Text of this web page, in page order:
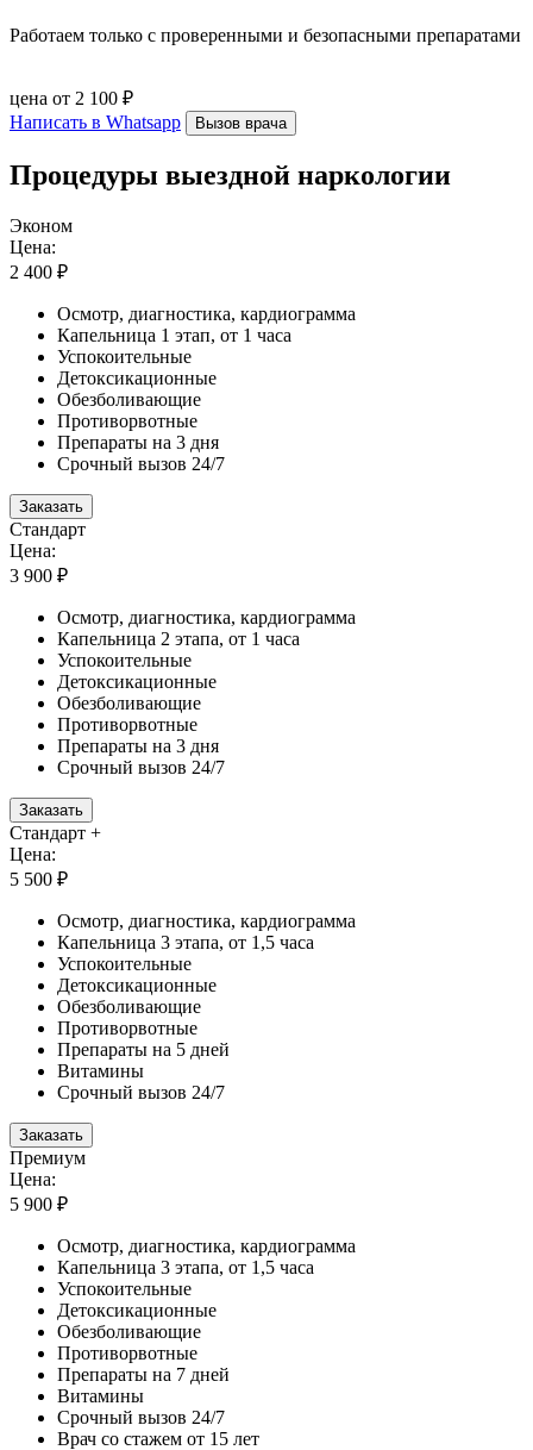
Работаем только с проверенными и безопасными препаратами
цена от 2 100 ₽
Написать в Whatsapp
Вызов врача
Процедуры выездной наркологии
Эконом
Цена:
2 400 ₽
Осмотр, диагностика, кардиограмма
Капельница 1 этап, от 1 часа
Успокоительные
Детоксикационные
Обезболивающие
Противорвотные
Препараты на 3 дня
Срочный вызов 24/7
Заказать
Стандарт
Цена:
3 900 ₽
Осмотр, диагностика, кардиограмма
Капельница 2 этапа, от 1 часа
Успокоительные
Детоксикационные
Обезболивающие
Противорвотные
Препараты на 3 дня
Срочный вызов 24/7
Заказать
Стандарт +
Цена:
5 500 ₽
Осмотр, диагностика, кардиограмма
Капельница 3 этапа, от 1,5 часа
Успокоительные
Детоксикационные
Обезболивающие
Противорвотные
Препараты на 5 дней
Витамины
Срочный вызов 24/7
Заказать
Премиум
Цена:
5 900 ₽
Осмотр, диагностика, кардиограмма
Капельница 3 этапа, от 1,5 часа
Успокоительные
Детоксикационные
Обезболивающие
Противорвотные
Препараты на 7 дней
Витамины
Срочный вызов 24/7
Врач со стажем от 15 лет